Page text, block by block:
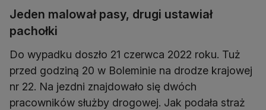
Jeden malował pasy, drugi ustawiał
pachołki
Do wypadku doszło 21 czerwca 2022 roku. Tuż
przed godziną 20 w Boleminie na drodze krajowej
nr 22. Na jezdni znajdowało się dwóch
pracowników służby drogowej. Jak podała straż